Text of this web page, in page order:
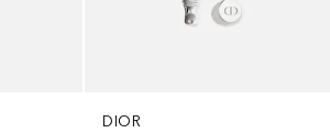
DIOR